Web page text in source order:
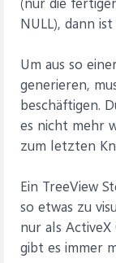
NULL), dann
Um aus so
generieren,
beschäftigen.
es nicht mehr
zum letzten
Ein TreeView
so etwas zu
nur als
gibt es immer